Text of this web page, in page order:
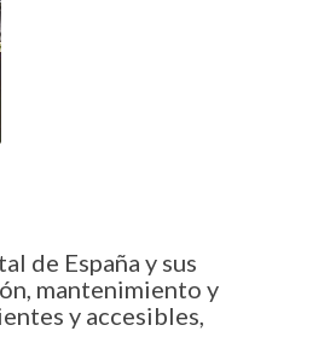
de España y sus
mantenimiento y
y accesibles,